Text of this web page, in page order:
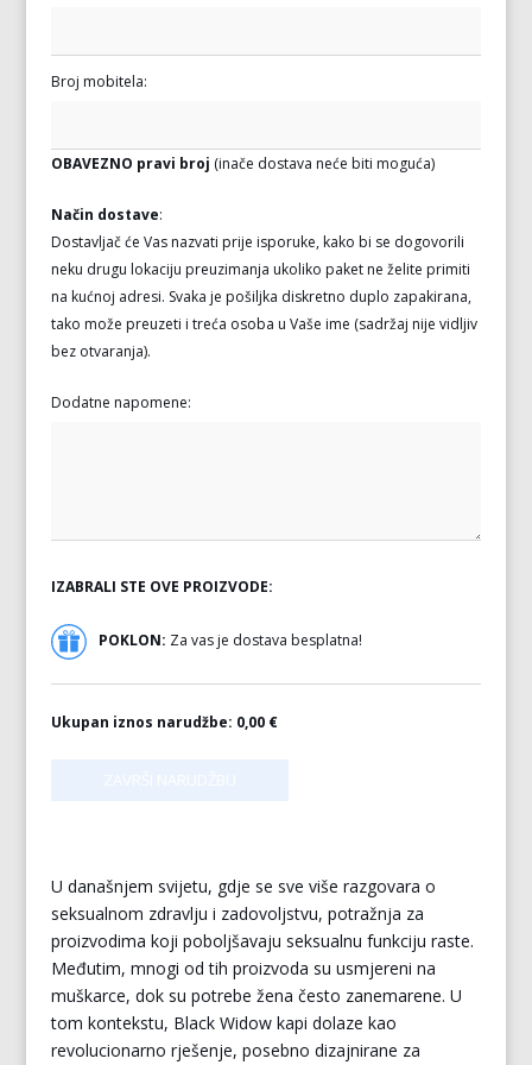
Broj mobitela:
OBAVEZNO pravi broj (inače dostava neće biti moguća)
Način dostave:
Dostavljač će Vas nazvati prije isporuke, kako bi se dogovorili
neku drugu lokaciju preuzimanja ukoliko paket ne želite primiti
na kućnoj adresi. Svaka je pošiljka diskretno duplo zapakirana,
tako može preuzeti i treća osoba u Vaše ime (sadržaj nije vidljiv
bez otvaranja).
Dodatne napomene:
IZABRALI STE OVE PROIZVODE:
POKLON: Za vas je dostava besplatna!
Ukupan iznos narudžbe: 0,00 €
U današnjem svijetu, gdje se sve više razgovara o
seksualnom zdravlju i zadovoljstvu, potražnja za
proizvodima koji poboljšavaju seksualnu funkciju raste.
Međutim, mnogi od tih proizvoda su usmjereni na
muškarce, dok su potrebe žena često zanemarene. U
tom kontekstu, Black Widow kapi dolaze kao
revolucionarno rješenje, posebno dizajnirane za